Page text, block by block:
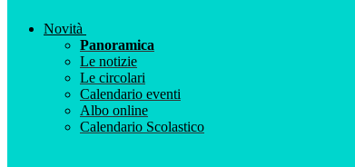
Novità
Panoramica
Le notizie
Le circolari
Calendario eventi
Albo online
Calendario Scolastico